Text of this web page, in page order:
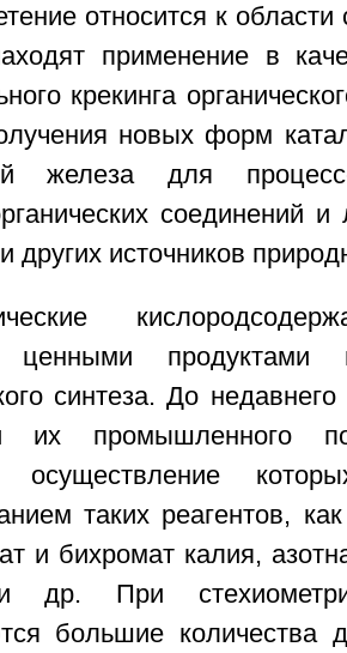
относится к
применение в
крекинга
новых форм
железа для
соединений
других источников
ценными продуктами
синтеза. До
их промышленного
осуществление
таких реагентов,
и бихромат калия,
др. При
большие количества